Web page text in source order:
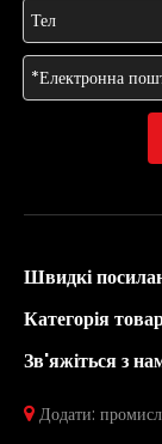
Швидкі
Категорія
Зв'яжіться з
 Додати: